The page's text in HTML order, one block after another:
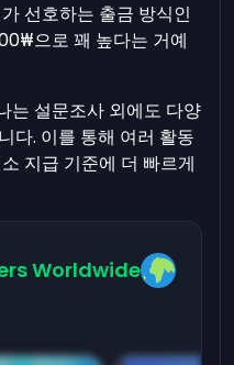
선호하는 출금 방식인
으로 꽤 높다는 거예
설문조사 외에도 다양
다. 이를 통해 여러 활동
지급 기준에 더 빠르게
Worldwide